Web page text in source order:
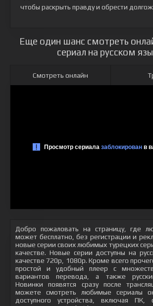
чтобы раскрыть правду и обрести
Еще один шанс смотреть
сериал на русском
Смотреть онлайн
Добро пожаловать на страницу, где
может бесплатно, без регистрации и
новые серии своих любимых турецких
качестве. Новые серии доступны на
качестве 720p, 1080p. Кроме всего
простой и удобный плеер с
вариантов перевода, а также
Новинки появятся сразу после
можете смотреть любимые сериалы
доступного устройства, включая ПК,